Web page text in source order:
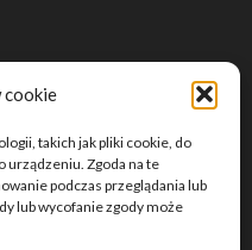
cookie
takich jak pliki cookie, do
urządzeniu. Zgoda na te
podczas przeglądania lub
lub wycofanie zgody może